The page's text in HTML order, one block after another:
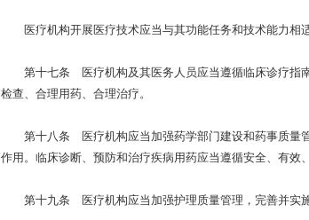
医疗机构开展医疗技术应当与其功能任务和技术能力相
第十七条 医疗机构及其医务人员应当遵循临床诊疗指南
检查、合理用药、合理治疗。
第十八条 医疗机构应当加强药学部门建设和药事质量管
作用。临床诊断、预防和治疗疾病用药应当遵循安全、有效
第十九条 医疗机构应当加强护理质量管理，完善并实施